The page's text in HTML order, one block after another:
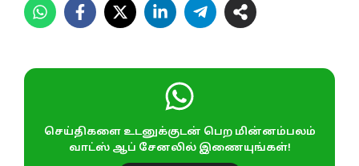
செய்திகளை உடனுக்குடன் பெற மின்னம்பலம்
வாட்ஸ் ஆப் சேனலில் இணையுங்கள்!